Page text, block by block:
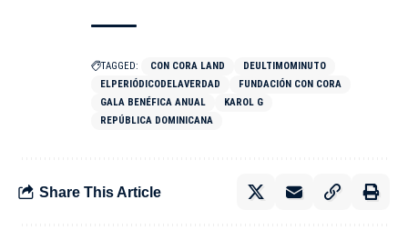
TAGGED: CON CORA LAND
DEULTIMOMINUTO
ELPERIÓDICODELAVERDAD
FUNDACIÓN CON CORA
GALA BENÉFICA ANUAL
KAROL G
REPÚBLICA DOMINICANA
Share This Article